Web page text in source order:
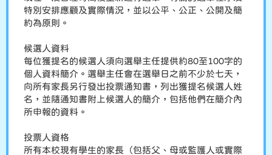
特別安排應顧及實際情況，並以公平、公正、公開及簡
約為原則。
候選人資料
每位獲提名的候選人須向選舉主任提供約80至100字的
個人資料簡介。選舉主任會在選舉日之前不少於七天，
向所有家長另行發出投票通知書，列出獲提名候選人姓
名，並隨通知書附上候選人的簡介，包括他們在簡介內
所申報的資料。
投票人資格
所有本校現有學生的家長（包括父、母或監護人或實際